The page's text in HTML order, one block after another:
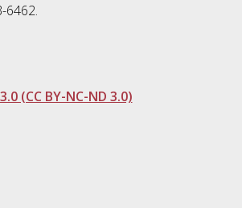
6462.
(CC BY-NC-ND 3.0)